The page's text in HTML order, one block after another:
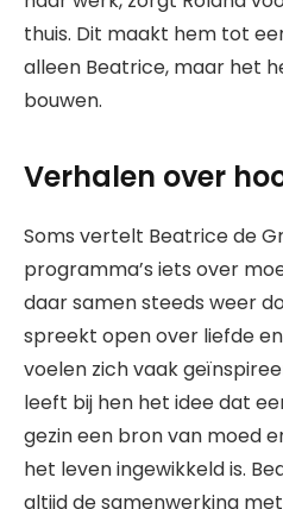
thuis. Dit maakt hem tot
alleen Beatrice, maar het
bouwen.
Verhalen over
Soms vertelt Beatrice de
programma’s iets over
daar samen steeds weer
spreekt open over liefde
voelen zich vaak
leeft bij hen het idee dat
gezin een bron van moed
het leven ingewikkeld is.
altijd de samenwerking